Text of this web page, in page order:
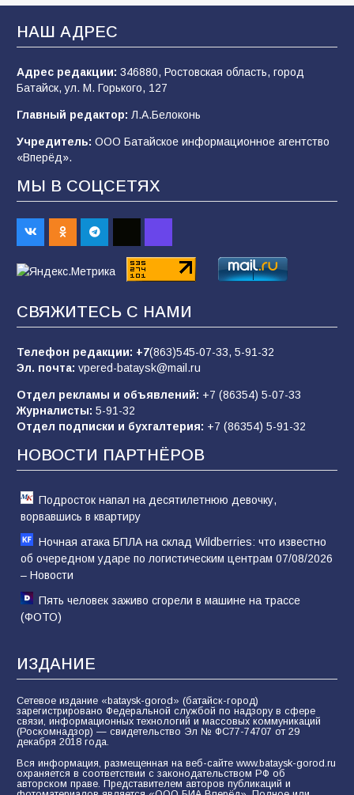
«Мобилизация или набор?» Что на самом
деле происходит в армии России в августе
2026 года
В Батайске продолжаются дорожные работы
98 04.08.2026
Будет ли мобилизация в России в 2026 году
после выборов: в Госдуме дали ответ
заявления о мобилизации — это
пропагандистский вброс
85 01.08.2026
«Слухами Москву не возьмёшь»: почему
заявления Киева о мобилизации — это
отчаяние, а не разведка
81 02.08.2026
НАШ АДРЕС
Адрес редакции: 346880, Ростовская область, город
Батайск, ул. М. Горького, 127
Главный редактор: Л.А.Белоконь
Учредитель: ООО Батайское информационное агентство
«Вперёд».
МЫ В СОЦСЕТЯХ
СВЯЖИТЕСЬ С НАМИ
Телефон редакции: +7(863)545-07-33, 5-91-32
Эл. почта: vpered-bataysk@mail.ru
Отдел рекламы и объявлений: +7 (86354) 5-07-33
Журналисты: 5-91-32
Отдел подписки и бухгалтерия: +7 (86354) 5-91-32
НОВОСТИ ПАРТНЁРОВ
Подросток напал на десятилетнюю девочку,
ворвавшись в квартиру
Ночная атака БПЛА на склад Wildberries: что известно
об очередном ударе по логистическим центрам 07/08/2026
– Новости
Пять человек заживо сгорели в машине на трассе
(ФОТО)
ИЗДАНИЕ
Сетевое издание «bataysk-gorod» (батайск-город)
зарегистрировано Федеральной службой по надзору в сфере
связи, информационных технологий и массовых коммуникаций
(Роскомнадзор) — свидетельство Эл № ФС77-74707 от 29
декабря 2018 года.
Вся информация, размещенная на веб-сайте www.bataysk-gorod.ru
охраняется в соответствии с законодательством РФ об
авторском праве. Представителем авторов публикаций и